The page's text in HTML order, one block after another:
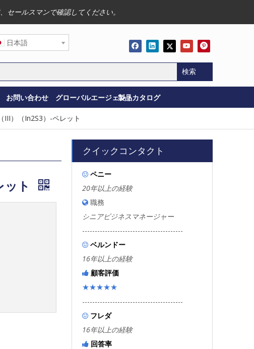
セールスマンで確認してください。
日本語
検索
お問い合わせ グローバルエージェント製品カタログ
III）（In2S3）-ペレット
ト
クイックコンタクト
 ペニー
20年以上の経験
 職務
シニアビジネスマネージャー
----------------------------------------
 ベルンドー
16年以上の経験
 顧客評価
★★★★★
----------------------------------------
 フレダ
16年以上の経験
 回答率